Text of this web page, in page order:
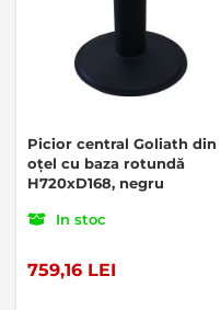
Picior central Goliath din
oțel cu baza rotundă
H720xD168, negru
In stoc
759,16 LEI